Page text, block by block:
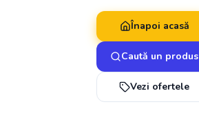
Înapoi acasă
Caută un produs
Vezi ofertele